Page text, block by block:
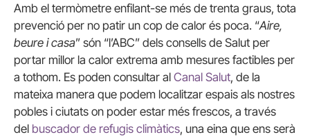
Amb el termòmetre enfilant-se més de trenta graus, tota
prevenció per no patir un cop de calor és poca. “Aire,
beure i casa” són “l’ABC” dels consells de Salut per
portar millor la calor extrema amb mesures factibles per
a tothom. Es poden consultar al Canal Salut, de la
mateixa manera que podem localitzar espais als nostres
pobles i ciutats on poder estar més frescos, a través
del buscador de refugis climàtics, una eina que ens serà